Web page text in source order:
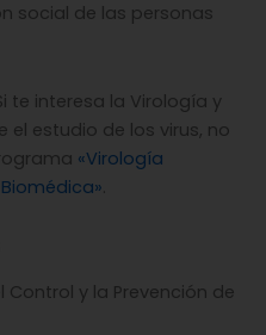
social de las personas
te interesa la Virología y
el estudio de los virus, no
«Virología
.
Control y la Prevención de